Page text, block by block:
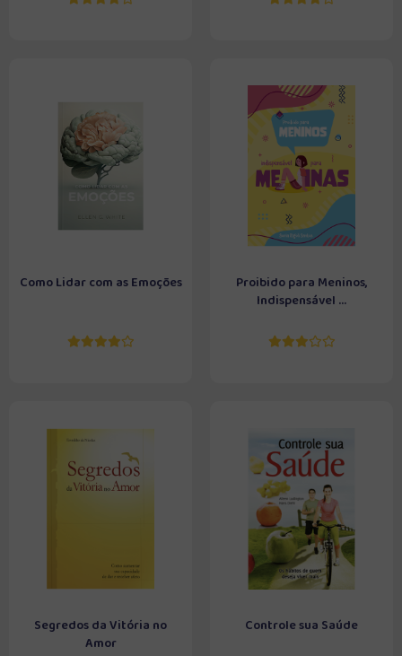
Como Lidar com as Emoções
Proibido para Meninos,
Indispensável ...
Segredos da Vitória no
Amor
Controle sua Saúde